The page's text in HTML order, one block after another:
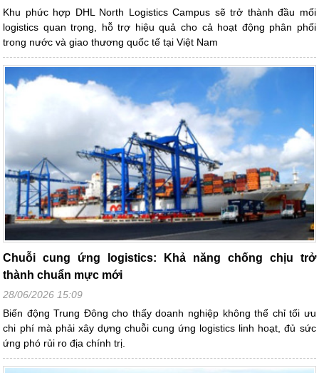
Khu phức hợp DHL North Logistics Campus sẽ trở thành đầu mối
logistics quan trọng, hỗ trợ hiệu quả cho cả hoạt động phân phối
trong nước và giao thương quốc tế tại Việt Nam
Chuỗi cung ứng logistics: Khả năng chống chịu trở
thành chuẩn mực mới
28/06/2026 15:09
Biến động Trung Đông cho thấy doanh nghiệp không thể chỉ tối ưu
chi phí mà phải xây dựng chuỗi cung ứng logistics linh hoạt, đủ sức
ứng phó rủi ro địa chính trị.